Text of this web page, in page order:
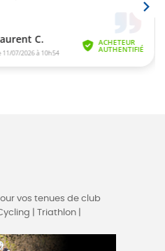
vos tenues de club
| Triathlon |